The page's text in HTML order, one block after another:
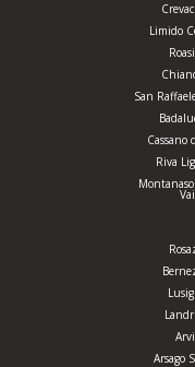
Limido
San
Cassano
Riva
Arsago